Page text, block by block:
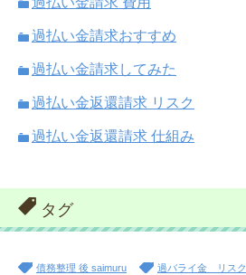
過払い金請求おすすめ
過払い金請求してみた
過払い金返還請求 リスク
過払い金返還請求 仕組み
タグ
債務整理 後 saimuru 過バライ金 リスク